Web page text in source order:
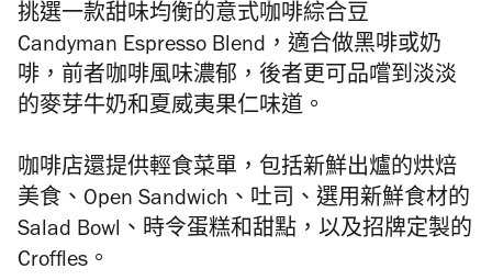
挑選一款甜味均衡的意式咖啡綜合豆
Candyman Espresso Blend ，適合做黑啡或奶
啡，前者咖啡風味濃郁，後者更可品嚐到淡淡
的麥芽牛奶和夏威夷果仁味道。
咖啡店還提供輕食菜單，包括新鮮出爐的烘焙
美食、 Open Sandwich 、吐司、選用新鮮食材的
Salad Bowl 、時令蛋糕和甜點，以及招牌定製的
Croffles 。